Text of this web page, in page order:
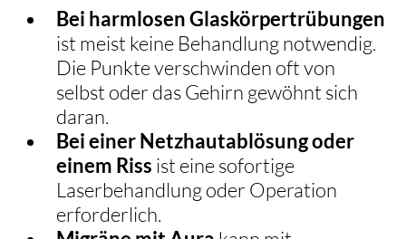
Bei harmlosen Glaskörpertrübungen
ist meist keine Behandlung notwendig.
Die Punkte verschwinden oft von
selbst oder das Gehirn gewöhnt sich
daran.
Bei einer Netzhautablösung oder
einem Riss ist eine sofortige
Laserbehandlung oder Operation
erforderlich.